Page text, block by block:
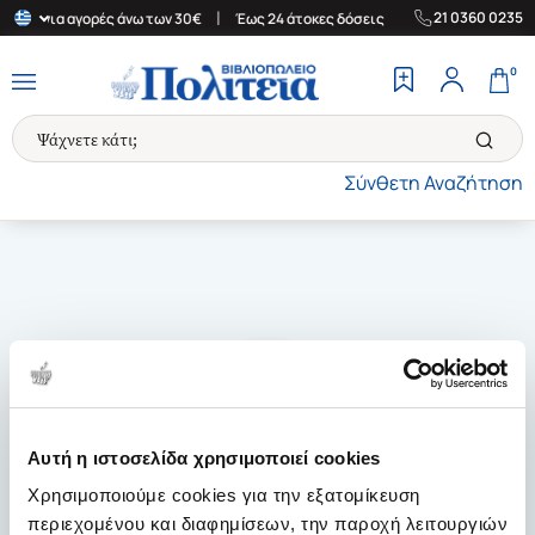
Αυτή η ιστοσελίδα χρησιμοποιεί cookies
Χρησιμοποιούμε cookies για την εξατομίκευση
περιεχομένου και διαφημίσεων, την παροχή λειτουργιών
για αγορές άνω των 30€ Έως 24 άτοκες δόσεις | Δωρεάν
21 0360 0235
Σύνθετη Αναζήτηση
0